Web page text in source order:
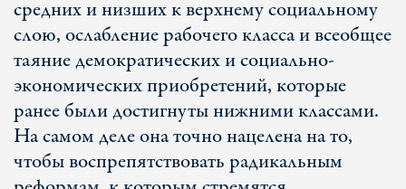
средних и низших к верхнему социальному
слою, ослабление рабочего класса и всеобщее
таяние демократических и социально-
экономических приобретений, которые
ранее были достигнуты нижними классами.
На самом деле она точно нацелена на то,
чтобы воспрепятствовать радикальным